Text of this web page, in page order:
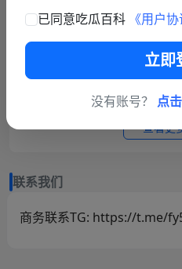
的快乐体验
4成都火锅店女老板被猥琐眼镜
主当网红,10分钟3次骚扰,被女
每日轻松一刻4月23日:往阴道
查看更
联系我们
商务联系TG: https://t.me/
已同意吃瓜百科 《用户协
立即
没有账号？ 点